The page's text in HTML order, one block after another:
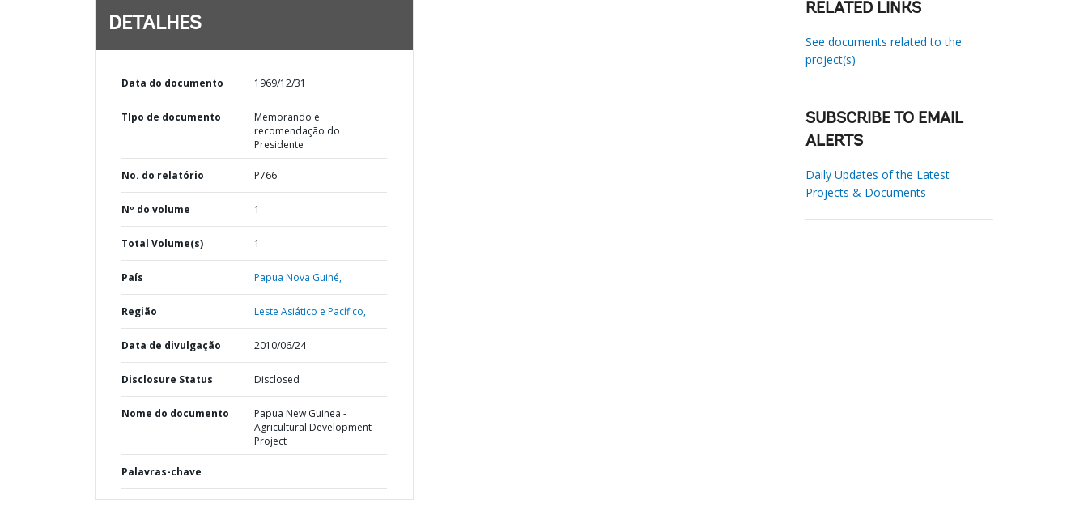
DETALHES
Data do documento 1969/12/31
TIpo de documento
Memorando e
recomendação do
Presidente
No. do relatório P766
Nº do volume 1
Total Volume(s) 1
País Papua Nova Guiné,
Região Leste Asiático e Pacífico,
Data de divulgação 2010/06/24
Disclosure Status Disclosed
Nome do documento
Papua New Guinea -
Agricultural Development
Project
Palavras-chave
RELATED LINKS
See documents related to the
project(s)
SUBSCRIBE TO EMAIL
ALERTS
Daily Updates of the Latest
Projects & Documents